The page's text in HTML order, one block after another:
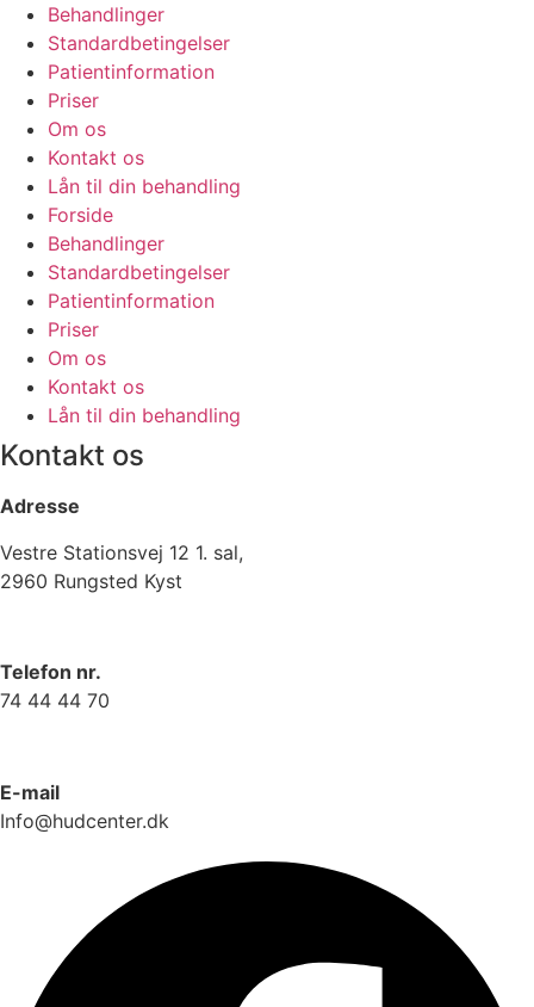
Behandlinger
Standardbetingelser
Patientinformation
Priser
Om os
Kontakt os
Lån til din behandling
Forside
Behandlinger
Standardbetingelser
Patientinformation
Priser
Om os
Kontakt os
Lån til din behandling
Kontakt os
Adresse
Vestre Stationsvej 12 1. sal,
2960 Rungsted Kyst
Telefon nr.
74 44 44 70
E-mail
Info@hudcenter.dk